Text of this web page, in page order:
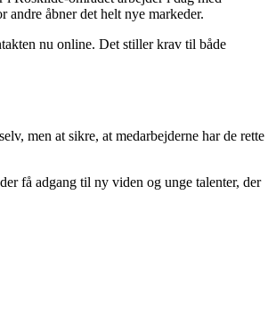
andre åbner det helt nye markeder.
nu online. Det stiller krav til både
men at sikre, at medarbejderne har de rette
få adgang til ny viden og unge talenter, der